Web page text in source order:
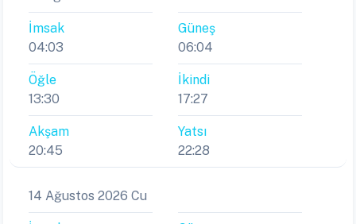
İmsak
04:03
Güneş
06:04
Öğle
13:30
İkindi
17:27
Akşam
20:45
Yatsı
22:28
14 Ağustos 2026 Cu